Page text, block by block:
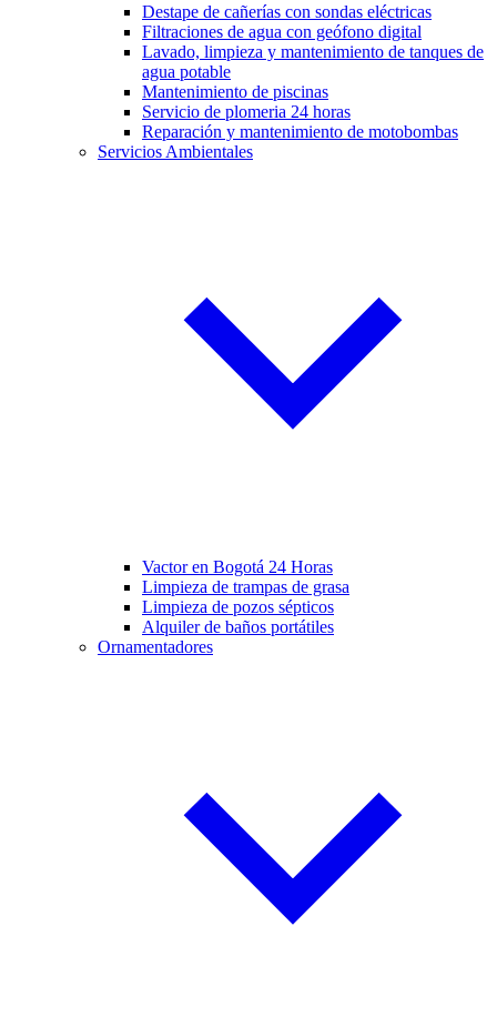
Destape de cañerías con sondas eléctricas
Filtraciones de agua con geófono digital
Lavado, limpieza y mantenimiento de tanques de
agua potable
Mantenimiento de piscinas
Servicio de plomeria 24 horas
Reparación y mantenimiento de motobombas
Servicios Ambientales
Vactor en Bogotá 24 Horas
Limpieza de trampas de grasa
Limpieza de pozos sépticos
Alquiler de baños portátiles
Ornamentadores